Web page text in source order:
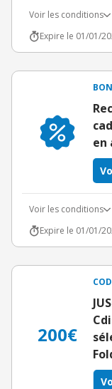
Voir les conditions
Expire le 01/01/
en
Voir les conditions
Expire le 01/01/
200€